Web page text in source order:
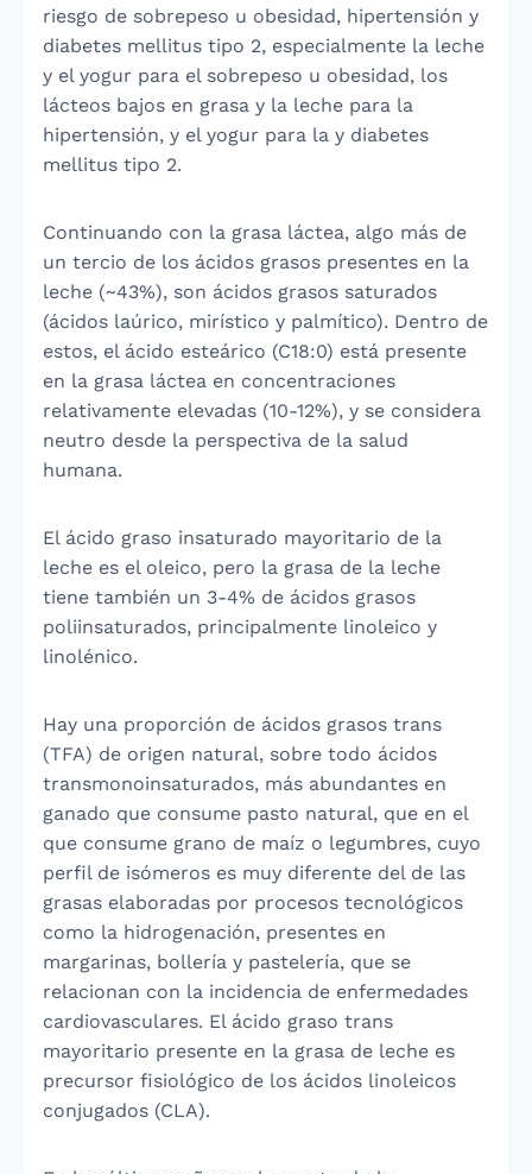
riesgo de sobrepeso u obesidad, hipertensión y
diabetes mellitus tipo 2, especialmente la leche
y el yogur para el sobrepeso u obesidad, los
lácteos bajos en grasa y la leche para la
hipertensión, y el yogur para la y diabetes
mellitus tipo 2.
Continuando con la grasa láctea, algo más de
un tercio de los ácidos grasos presentes en la
leche (~43%), son ácidos grasos saturados
(ácidos laúrico, mirístico y palmítico). Dentro de
estos, el ácido esteárico (C18:0) está presente
en la grasa láctea en concentraciones
relativamente elevadas (10-12%), y se considera
neutro desde la perspectiva de la salud
humana.
El ácido graso insaturado mayoritario de la
leche es el oleico, pero la grasa de la leche
tiene también un 3-4% de ácidos grasos
poliinsaturados, principalmente linoleico y
linolénico.
Hay una proporción de ácidos grasos trans
(TFA) de origen natural, sobre todo ácidos
transmonoinsaturados, más abundantes en
ganado que consume pasto natural, que en el
que consume grano de maíz o legumbres, cuyo
perfil de isómeros es muy diferente del de las
grasas elaboradas por procesos tecnológicos
como la hidrogenación, presentes en
margarinas, bollería y pastelería, que se
relacionan con la incidencia de enfermedades
cardiovasculares. El ácido graso trans
mayoritario presente en la grasa de leche es
precursor fisiológico de los ácidos linoleicos
conjugados (CLA).